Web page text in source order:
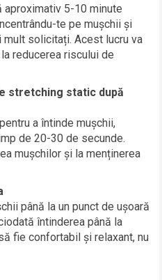
aproximativ 5-10 minute
te pe mușchii și
solicitați. Acest lucru va
reducerea riscului de
stretching static după
a întinde mușchii,
de 20-30 de secunde.
mușchilor și la menținerea
până la un punct de ușoară
întinderea până la
fie confortabil și relaxant, nu